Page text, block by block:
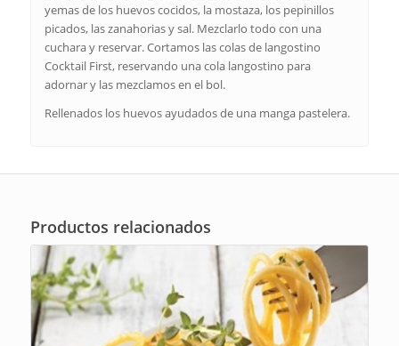
yemas de los huevos cocidos, la mostaza, los pepinillos
picados, las zanahorias y sal. Mezclarlo todo con una
cuchara y reservar. Cortamos las colas de langostino
Cocktail First, reservando una cola langostino para
adornar y las mezclamos en el bol.
Rellenados los huevos ayudados de una manga pastelera.
Productos relacionados